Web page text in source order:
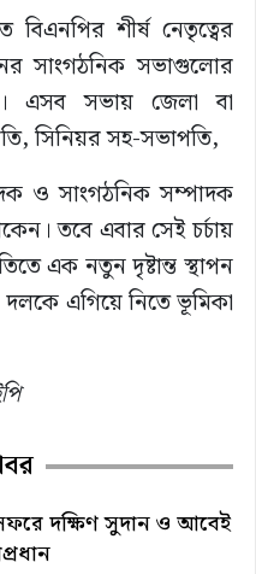
শীর্ষ নেতৃত্বের
সাংগঠনিক সভাগুলোর
এসব সভায় জেলা বা
সিনিয়র সহ-সভাপতি,
ও সাংগঠনিক সম্পাদক
তবে এবার সেই চর্চায়
এক নতুন দৃষ্টান্ত স্থাপন
এগিয়ে নিতে ভূমিকা
দক্ষিণ সুদান ও আবেই